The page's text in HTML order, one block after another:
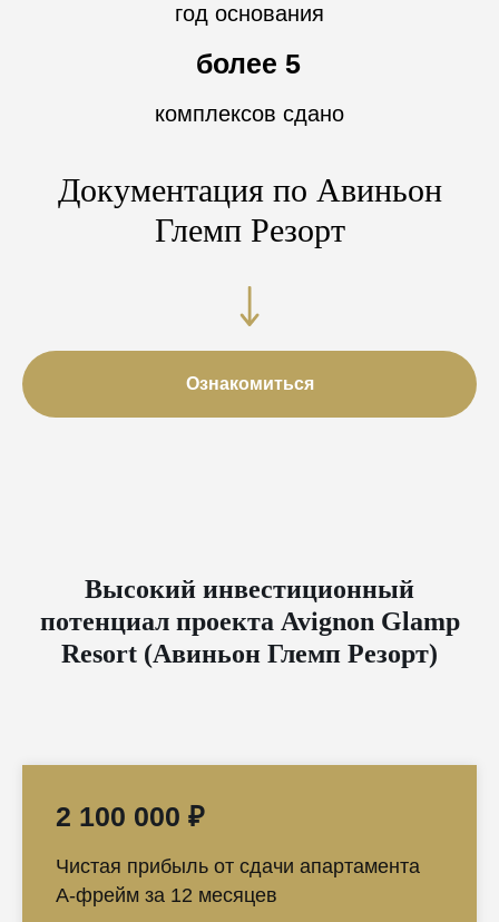
год основания
более 5
комплексов сдано
Документация по Авиньон
Глемп Резорт
Ознакомиться
Высокий инвестиционный
потенциал проекта Avignon Glamp
Resort (Авиньон Глемп Резорт)
2 100 000 ₽
Чистая прибыль от сдачи апартамента
А-фрейм за 12 месяцев